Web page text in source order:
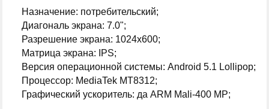
Назначение: потребительский;
Диагональ экрана: 7.0";
Разрешение экрана: 1024x600;
Матрица экрана: IPS;
Версия операционной системы: Android 5.1 Lollipop;
Процессор: MediaTek MT8312;
Графический ускоритель: да ARM Mali-400 MP;